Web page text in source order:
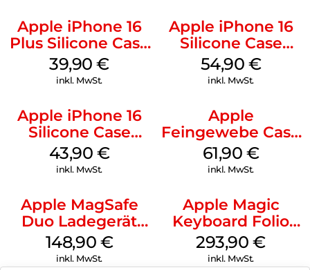
Apple iPhone 16
Plus Silicone Case
MagSafe Plum
39,90€
inkl. MwSt.
Apple iPhone 16
Silicone Case
MagSafe Black
54,90 €
inkl. MwSt.
Apple iPhone 16
Silicone Case
MagSafe Plum
43,90 €
inkl. MwSt.
Apple
Feingewebe Case
iPhone 15 Pro
MagSafe Schwarz
61,90 €
inkl. MwSt.
Apple MagSafe
Duo Ladegerät
Weiß
148,90 €
inkl. MwSt.
Apple Magic
Keyboard Folio
iPad 10.9″ (10.Gen.)
Weiß
293,90€
inkl. MwSt.